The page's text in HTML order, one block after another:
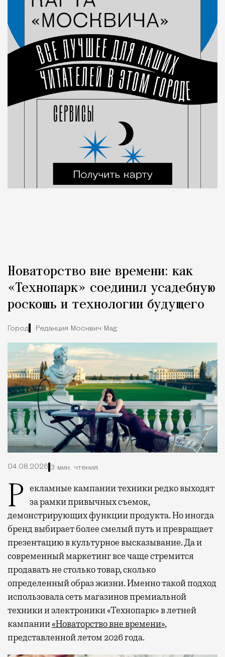
Новаторство вне времени: как
«Технопарк» соединил усадебную
роскошь и технологии будущего
Город Редакция Москвич Mag
04.08.2026 3 мин. чтения
Рекламные кампании техники редко выходят
за рамки привычных съемок,
демонстрирующих функции продукта. Но иногда
бренд выбирает более смелый путь и превращает
презентацию в культурное высказывание. Да и
современный маркетинг все чаще стремится
продавать не столько товар, сколько
определенный образ жизни. Именно такой подход
использовала сеть магазинов премиальной
техники и электроники «Технопарк» в летней
кампании«Новаторство вне времени»,
представленной летом 2026 года.